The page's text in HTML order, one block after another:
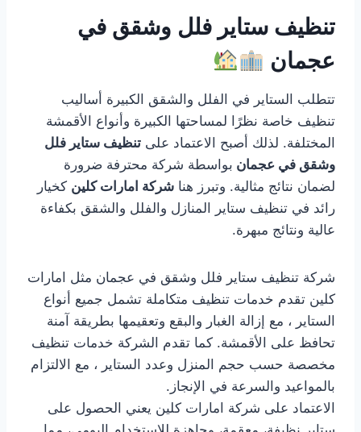
تنظيف ستاير فلل وشقق في
عجمان
تتطلب الستاير في الفلل والشقق الكبيرة أساليب
تنظيف خاصة نظرًا لمساحتها الكبيرة وأنواع الأقمشة
المختلفة. لذلك أصبح الاعتماد على تنظيف ستاير فلل
وشقق في عجمان بواسطة شركة محترفة ضرورة
لضمان نتائج مثالية. وتبرز هنا شركة امارات كلين كخيار
رائد في تنظيف ستاير المنازل والفلل والشقق بكفاءة
عالية ونتائج مبهرة.
شركة تنظيف ستاير فلل وشقق في عجمان مثل امارات
كلين تقدم خدمات تنظيف متكاملة تشمل جميع أنواع
الستاير ، مع إزالة الغبار والبقع وتعقيمها بطريقة آمنة
تحافظ على الأقمشة. كما تقدم الشركة خدمات تنظيف
مخصصة حسب حجم المنزل وعدد الستاير ، مع الالتزام
بالمواعيد والسرعة في الإنجاز.
الاعتماد على شركة امارات كلين يعني الحصول على